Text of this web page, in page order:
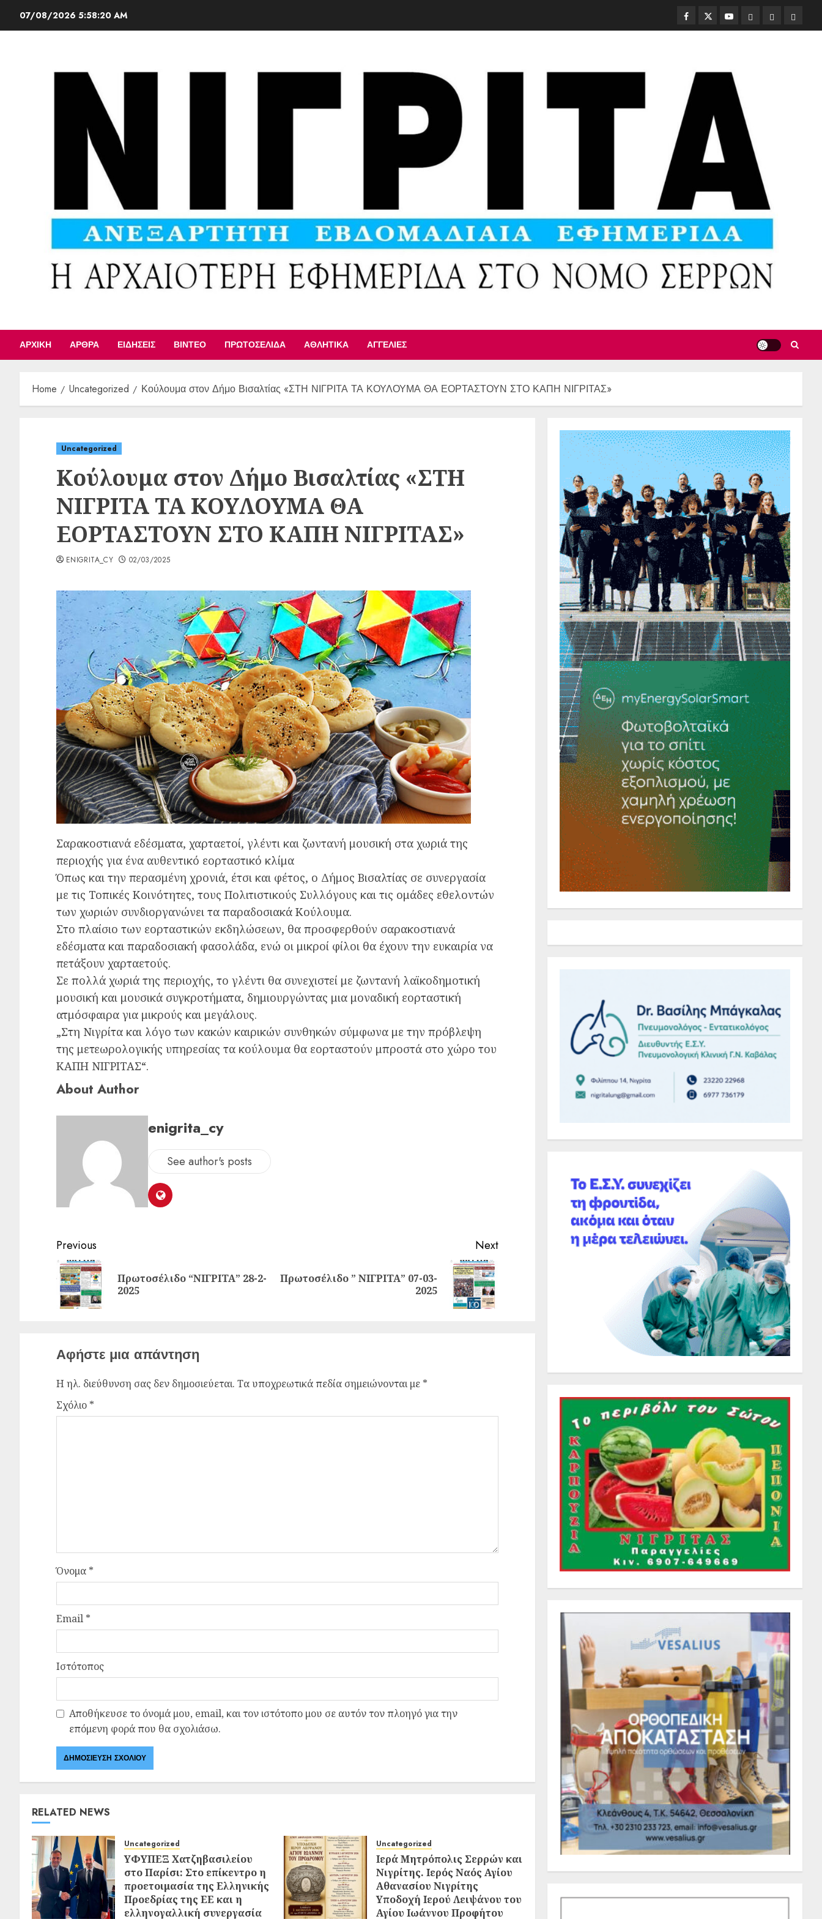
07/08/2026 5:58:21 AM
ΑΡΧΙΚΉ ΆΡΘΡΑ ΕΙΔΉΣΕΙΣ ΒΊΝΤΕΟ ΠΡΩΤΟΣΈΛΙΔΑ ΑΘΛΗΤΙΚΆ ΑΓΓΕΛΊΕΣ
Home Uncategorized Κούλουμα στον Δήμο Βισαλτίας «ΣΤΗ ΝΙΓΡΙΤΑ ΤΑ ΚΟΥΛΟΥΜΑ ΘΑ ΕΟΡΤΑΣΤΟΥΝ ΣΤΟ ΚΑΠΗ ΝΙΓΡΙΤΑΣ»
Uncategorized
Κούλουμα στον Δήμο Βισαλτίας «ΣΤΗ
ΝΙΓΡΙΤΑ ΤΑ ΚΟΥΛΟΥΜΑ ΘΑ
ΕΟΡΤΑΣΤΟΥΝ ΣΤΟ ΚΑΠΗ ΝΙΓΡΙΤΑΣ»
ENIGRITA_CY 02/03/2025
Σαρακοστιανά εδέσματα, χαρταετοί, γλέντι και ζωντανή μουσική στα χωριά της
περιοχής για ένα αυθεντικό εορταστικό κλίμα
Όπως και την περασμένη χρονιά, έτσι και φέτος, ο Δήμος Βισαλτίας σε συνεργασία
με τις Τοπικές Κοινότητες, τους Πολιτιστικούς Συλλόγους και τις ομάδες εθελοντών
των χωριών συνδιοργανώνει τα παραδοσιακά Κούλουμα.
Στο πλαίσιο των εορταστικών εκδηλώσεων, θα προσφερθούν σαρακοστιανά
εδέσματα και παραδοσιακή φασολάδα, ενώ οι μικροί φίλοι θα έχουν την ευκαιρία να
πετάξουν χαρταετούς.
Σε πολλά χωριά της περιοχής, το γλέντι θα συνεχιστεί με ζωντανή λαϊκοδημοτική
μουσική και μουσικά συγκροτήματα, δημιουργώντας μια μοναδική εορταστική
ατμόσφαιρα για μικρούς και μεγάλους.
„Στη Νιγρίτα και λόγο των κακών καιρικών συνθηκών σύμφωνα με την πρόβλεψη
της μετεωρολογικής υπηρεσίας τα κούλουμα θα εορταστούν μπροστά στο χώρο του
ΚΑΠΗ ΝΙΓΡΙΤΑΣ“.
About Author
enigrita_cy
See author's posts
Previous
Πρωτοσέλιδο “ΝΙΓΡΙΤΑ” 28-2-
2025
Next
Πρωτοσέλιδο ” ΝΙΓΡΙΤΑ” 07-03-
2025
Αφήστε μια απάντηση
Η ηλ. διεύθυνση σας δεν δημοσιεύεται. Τα υποχρεωτικά πεδία σημειώνονται με *
Σχόλιο *
Όνομα *
Email *
Ιστότοπος
Αποθήκευσε το όνομά μου, email, και τον ιστότοπο μου σε αυτόν τον πλοηγό για την
επόμενη φορά που θα σχολιάσω.
RELATED NEWS
Uncategorized
ΥΦΥΠΕΞ Χατζηβασιλείου
στο Παρίσι: Στο επίκεντρο η
προετοιμασία της Ελληνικής
Προεδρίας της ΕΕ και η
ελληνογαλλική συνεργασία
Uncategorized
Ιερά Μητρόπολις Σερρών και
Νιγρίτης. Ιερός Ναός Αγίου
Αθανασίου Νιγρίτης
Υποδοχή Ιερού Λειψάνου του
Αγίου Ιωάννου Προφήτου